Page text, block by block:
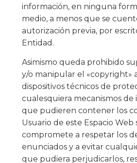
información, en ninguna
medio, a menos que se
autorización previa, por
Entidad.
Asimismo queda prohibido
y/o manipular el «copyright»
dispositivos técnicos de
cualesquiera mecanismos de
que pudieren contener los
Usuario de este Espacio Web
compromete a respetar los
enunciados y a evitar
que pudiera perjudicarlos,